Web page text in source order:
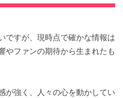
ですが、現時点で確かな情報は
やファンの期待から生まれたも
が強く、人々の心を動かしてい